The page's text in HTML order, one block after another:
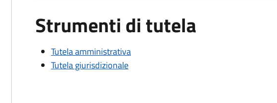
Strumenti di tutela
Tutela amministrativa
Tutela giurisdizionale